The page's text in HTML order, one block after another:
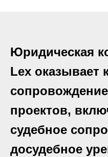
Юридическая
Lex оказывает
проектов,
судебное
досудебное